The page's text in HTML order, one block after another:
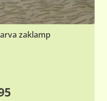
zaklamp